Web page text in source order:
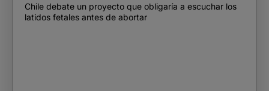
Chile debate un proyecto que obligaría a escuchar los
latidos fetales antes de abortar